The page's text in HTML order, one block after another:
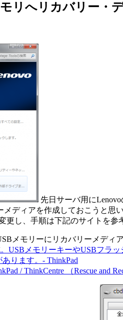
リへリカバリー・
先日サーバ用に
ディアを作成しておこうと
更し、手順は下記のサイトを参
メモリーにリカバリーメディ
USBメモリーキーやUSBフラ
ります。- ThinkPad
/ ThinkCentre （Rescue and